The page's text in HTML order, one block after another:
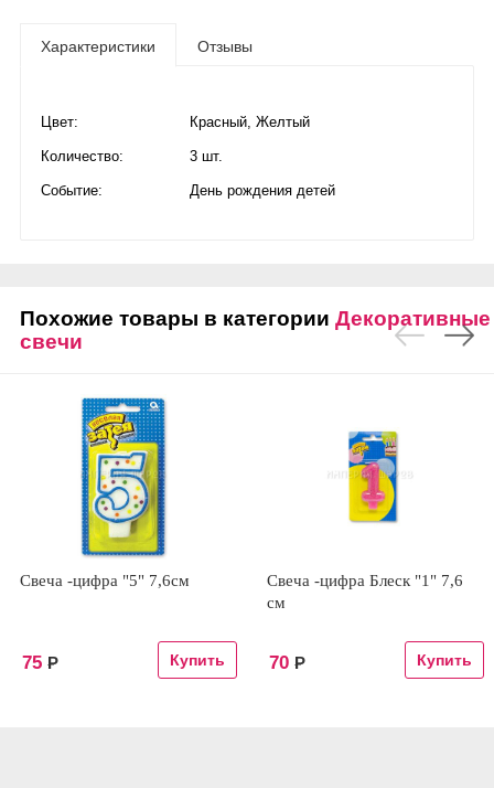
Характеристики Отзывы
Цвет: Красный, Желтый
Количество: 3 шт.
Событие: День рождения детей
Похожие товары в категории Декоративные
свечи
Свеча -цифра "5" 7,6см
75 Р
Свеча -цифра Блеск "1" 7,6
см
70 Р